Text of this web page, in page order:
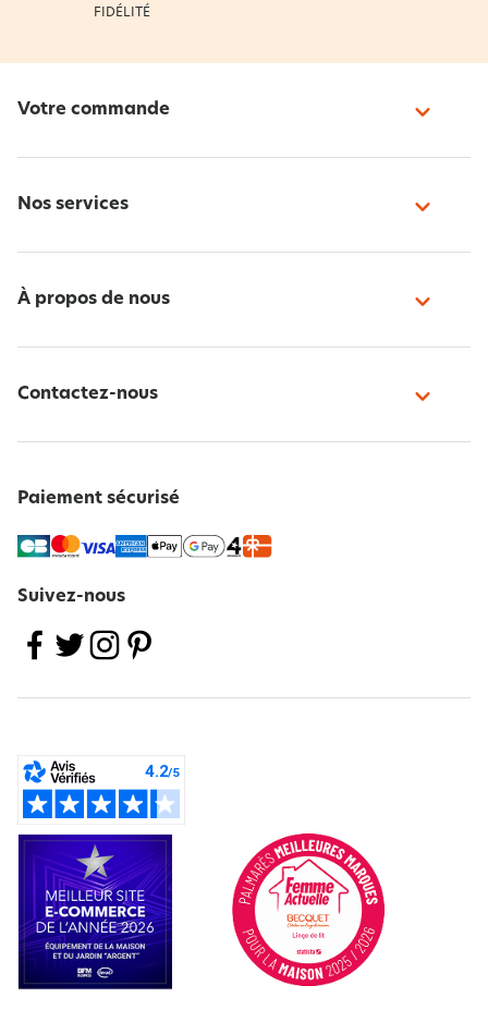
FIDÉLITÉ
Votre commande
Nos services
À propos de nous
Contactez-nous
Paiement sécurisé
Suivez-nous